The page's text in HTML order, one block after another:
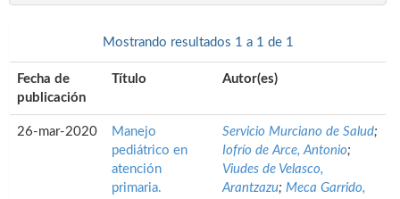
Mostrando resultados 1 a 1 de 1
Fecha de
publicación
Título Autor(es)
26-mar-2020
Manejo
pediátrico en
atención
primaria.
Servicio Murciano de Salud;
Iofrío de Arce, Antonio;
Viudes de Velasco,
Arantzazu; Meca Garrido,